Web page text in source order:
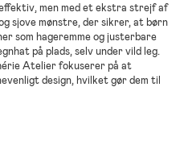
men med et ekstra strejf af
sjove mønstre, der sikrer, at børn
som hageremme og justerbare
på plads, selv under vild leg.
Atelier fokuserer på at
design, hvilket gør dem til